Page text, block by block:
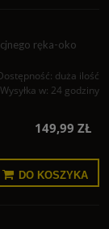
ręka-oko
duża ilość
Wysyłka w: 24 godziny
149,99 ZŁ
DO KOSZYKA